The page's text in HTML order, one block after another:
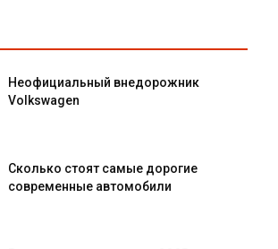
Неофициальный внедорожник
Volkswagen
Сколько стоят самые дорогие
современные автомобили